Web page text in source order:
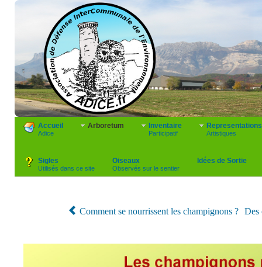
Accueil
Adice
Arboretum Inventaire
Participatif
Representations
Artistiques
Sigles
Utilisés dans ce site
Oiseaux
Observés sur le sentier
Idées de Sortie
Comment se nourrissent les champignons ? Des